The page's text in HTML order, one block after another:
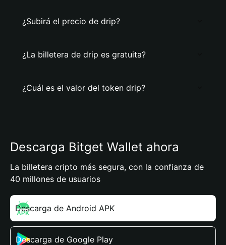
¿Subirá el precio de drip?
¿La billetera de drip es gratuita?
¿Cuál es el valor del token drip?
Descarga Bitget Wallet ahora
La billetera cripto más segura, con la confianza de
40 millones de usuarios
Descarga de Android APK
Descarga de Google Play